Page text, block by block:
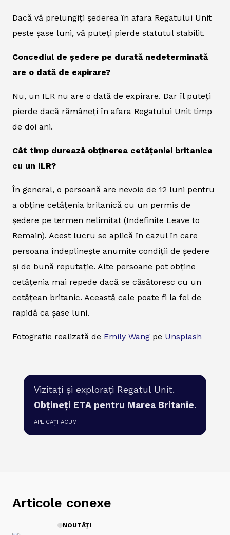
Dacă vă prelungiți șederea în afara Regatului Unit
peste șase luni, vă puteți pierde statutul stabilit.
Concediul de ședere pe durată nedeterminată
are o dată de expirare?
Nu, un ILR nu are o dată de expirare. Dar îl puteți
pierde dacă rămâneți în afara Regatului Unit timp
de doi ani.
Cât timp durează obținerea cetățeniei britanice
cu un ILR?
În general, o persoană are nevoie de 12 luni pentru
a obține cetățenia britanică cu un permis de
ședere pe termen nelimitat (Indefinite Leave to
Remain). Acest lucru se aplică în cazul în care
persoana îndeplinește anumite condiții de ședere
și de bună reputație. Alte persoane pot obține
cetățenia mai repede dacă se căsătoresc cu un
cetățean britanic. Această cale poate fi la fel de
rapidă ca șase luni.
Fotografie realizată de Emily Wang pe Unsplash
Vizitați și explorați Regatul Unit.
Obțineți ETA pentru Marea Britanie.
APLICAȚI ACUM
Articole conexe
NOUTĂȚI